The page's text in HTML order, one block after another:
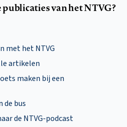
van het NTVG?
met het NTVG
artikelen
maken bij een
de bus
de NTVG-podcast